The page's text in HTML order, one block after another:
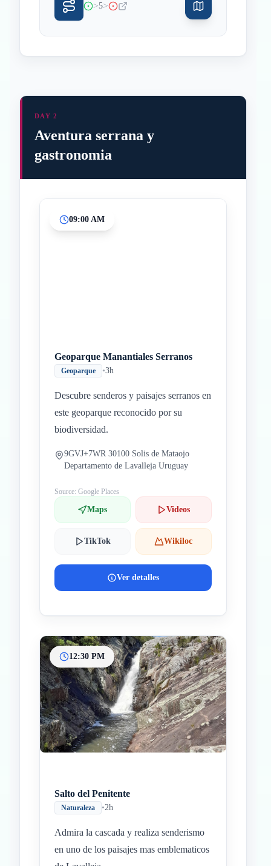
>5>
DAY 2
Aventura serrana y
gastronomia
09:00 AM
Geoparque Manantiales Serranos
Geoparque •3h
Descubre senderos y paisajes serranos en
este geoparque reconocido por su
biodiversidad.
9GVJ+7WR 30100 Solis de Mataojo
Departamento de Lavalleja Uruguay
Source: Google Places
Maps Videos
TikTok Wikiloc
Ver detalles
12:30 PM
Salto del Penitente
Naturaleza •2h
Admira la cascada y realiza senderismo
en uno de los paisajes mas emblematicos